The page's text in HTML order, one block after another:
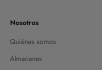
Nosotros
Quiénes somos
Almacenes